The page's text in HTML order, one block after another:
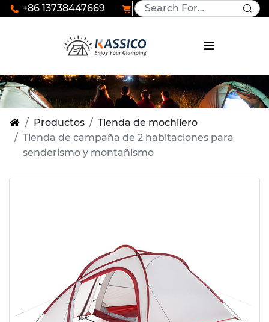
+86 13738447669
Productos
Tienda de mochilero
Tienda de campaña de 2 habitaciones para
senderismo y montañismo